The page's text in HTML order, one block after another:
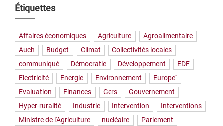
Étiquettes
Affaires économiques Agriculture
Agroalimentaire
Auch
Budget Climat
Collectivités locales
communiqué
Démocratie Développement
EDF
Electricité
Energie Environnement
Europe`
Evaluation
Finances Gers
Gouvernement
Hyper-ruralité
Industrie Intervention
Interventions
Ministre de l'Agriculture
nucléaire
Parlement